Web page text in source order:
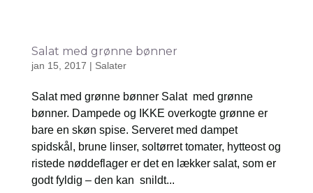
Salat med grønne bønner
jan 15, 2017 | Salater
Salat med grønne bønner Salat med grønne
bønner. Dampede og IKKE overkogte grønne er
bare en skøn spise. Serveret med dampet
spidskål, brune linser, soltørret tomater, hytteost og
ristede nøddeflager er det en lækker salat, som er
godt fyldig – den kan snildt...